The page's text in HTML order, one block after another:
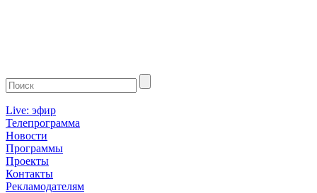
Live: эфир
Телепрограмма
Новости
Программы
Проекты
Контакты
Рекламодателям